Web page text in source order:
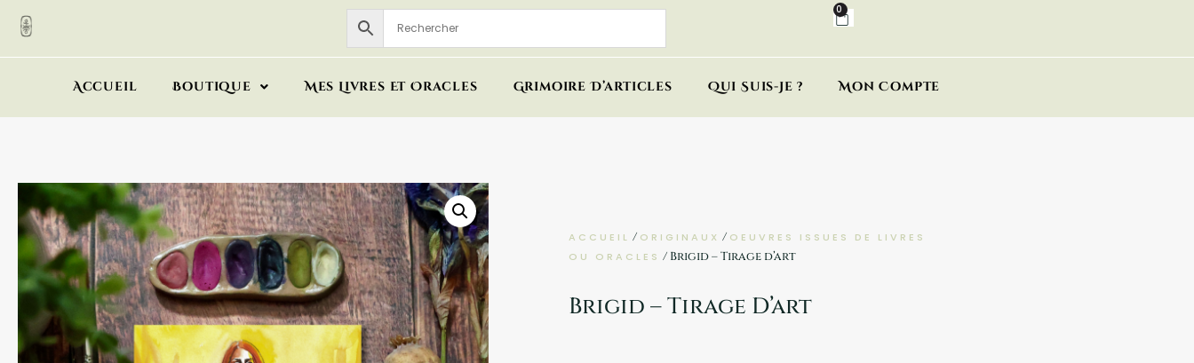
0
Accueil Boutique Mes Livres Et Oracles Grimoire D’articles Qui Suis-Je ? Mon Compte
ACCUEIL / ORIGINAUX / OEUVRES ISSUES DE LIVRES
OU ORACLES / Brigid – Tirage d’art
Brigid – Tirage D’art